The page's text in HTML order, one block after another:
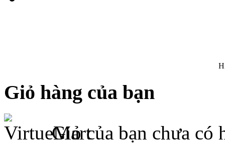
Giỏ hàng của bạn
Giỏ của bạn chưa có